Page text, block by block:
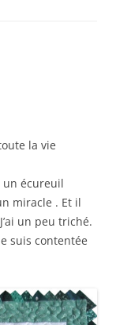
la vie
un écureuil
miracle . Et il
un peu triché.
suis contentée